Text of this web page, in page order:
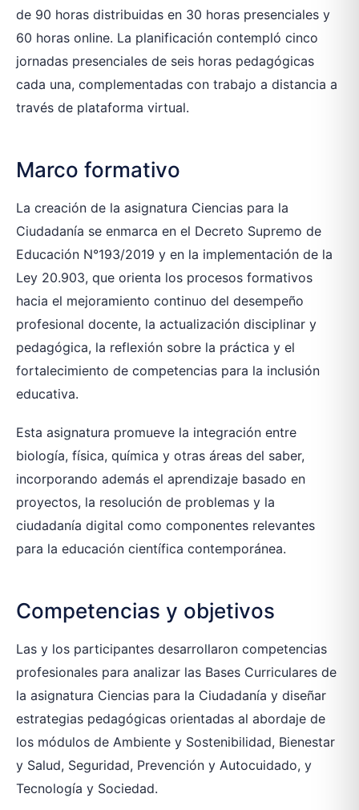
de 90 horas distribuidas en 30 horas presenciales y
60 horas online. La planificación contempló cinco
jornadas presenciales de seis horas pedagógicas
cada una, complementadas con trabajo a distancia a
través de plataforma virtual.
Marco formativo
La creación de la asignatura Ciencias para la
Ciudadanía se enmarca en el Decreto Supremo de
Educación N°193/2019 y en la implementación de la
Ley 20.903, que orienta los procesos formativos
hacia el mejoramiento continuo del desempeño
profesional docente, la actualización disciplinar y
pedagógica, la reflexión sobre la práctica y el
fortalecimiento de competencias para la inclusión
educativa.
Esta asignatura promueve la integración entre
biología, física, química y otras áreas del saber,
incorporando además el aprendizaje basado en
proyectos, la resolución de problemas y la
ciudadanía digital como componentes relevantes
para la educación científica contemporánea.
Competencias y objetivos
Las y los participantes desarrollaron competencias
profesionales para analizar las Bases Curriculares de
la asignatura Ciencias para la Ciudadanía y diseñar
estrategias pedagógicas orientadas al abordaje de
los módulos de Ambiente y Sostenibilidad, Bienestar
y Salud, Seguridad, Prevención y Autocuidado, y
Tecnología y Sociedad.